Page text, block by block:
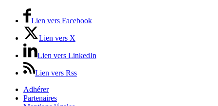
Lien vers Facebook
Lien vers X
Lien vers LinkedIn
Lien vers Rss
Adhérer
Partenaires